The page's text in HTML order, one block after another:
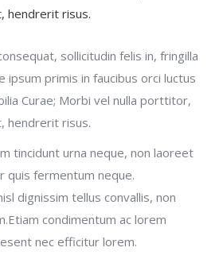
hendrerit risus.
sollicitudin felis in, fringilla
ipsum primis in faucibus orci luctus
Curae; Morbi vel nulla porttitor,
hendrerit risus.
tincidunt urna neque, non laoreet
quis fermentum neque.
dignissim tellus convallis, non
condimentum ac lorem
nec efficitur lorem.